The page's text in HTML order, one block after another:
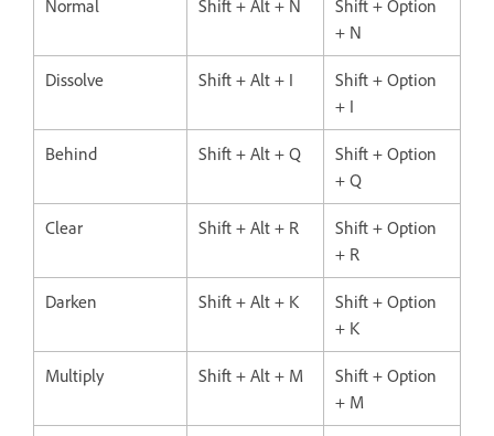
Normal Shift + Alt + N
Shift + Option
+ N
Dissolve Shift + Alt + I
Shift + Option
+ I
Behind Shift + Alt + Q
Shift + Option
+ Q
Clear Shift + Alt + R
Shift + Option
+ R
Darken Shift + Alt + K
Shift + Option
+ K
Multiply Shift + Alt + M
Shift + Option
+ M